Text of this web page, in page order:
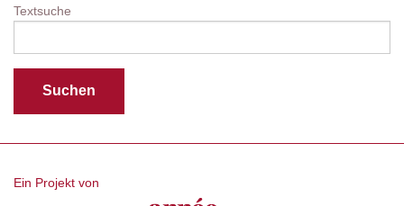
Textsuche
Ein Projekt von